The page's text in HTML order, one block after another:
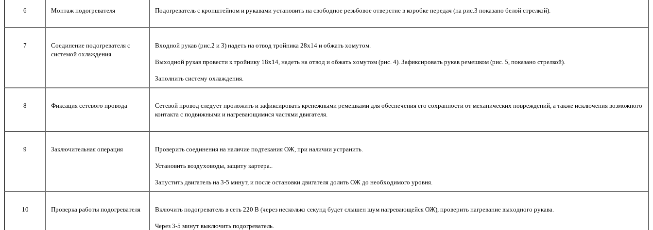
6 Монтаж подогревателя Подогреватель с кронштейном и рукавами установить на свободное резьбовое отверстие в коробке передач (на рис.3 показано белой стрелкой).
7
Соединение подогревателя с
системой охлаждения
Входной рукав (рис.2 и 3) надеть на отвод тройника 28х14 и обжать хомутом.
Выходной рукав провести к тройнику 18х14, надеть на отвод и обжать хомутом (рис. 4). Зафиксировать рукав ремешком (рис. 5, показано стрелкой).
Заполнить систему охлаждения.
8 Фиксация сетевого провода
Сетевой провод следует проложить и зафиксировать крепежными ремешками для обеспечения его сохранности от механических повреждений, а также исключения возможного
контакта с подвижными и нагревающимися частями двигателя.
9 Заключительная операция Проверить соединения на наличие подтекания ОЖ, при наличии устранить.
Установить воздуховоды, защиту картера..
Запустить двигатель на 3-5 минут, и после остановки двигателя долить ОЖ до необходимого уровня.
10 Проверка работы подогревателя Включить подогреватель в сеть 220 В (через несколько секунд будет слышен шум нагревающейся ОЖ), проверить нагревание выходного рукава.
Через 3-5 минут выключить подогреватель.